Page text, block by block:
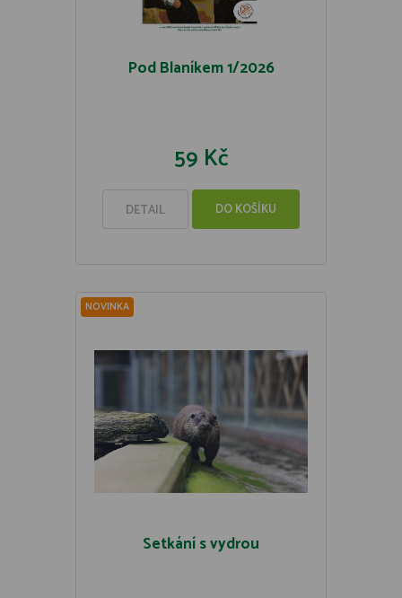
Pod Blaníkem 1/2026
59 Kč
DETAIL DO KOŠÍKU
NOVINKA
Setkání s vydrou